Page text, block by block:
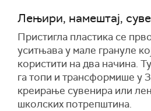
Лењири, намештај,
Пристигла пластика се
уситњава у мале грануле
користити на два начина.
га топи и трансформише у
креирање сувенира или
школских потрепштина.